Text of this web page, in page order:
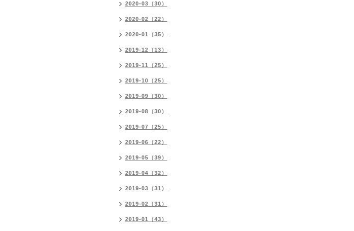
2020-03（30）
2020-02（22）
2020-01（35）
2019-12（13）
2019-11（25）
2019-10（25）
2019-09（30）
2019-08（30）
2019-07（25）
2019-06（22）
2019-05（39）
2019-04（32）
2019-03（31）
2019-02（31）
2019-01（43）